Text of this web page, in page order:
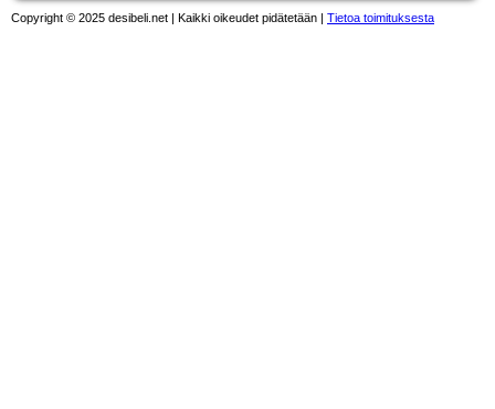
Copyright © 2025 desibeli.net | Kaikki oikeudet pidätetään | Tietoa toimituksesta